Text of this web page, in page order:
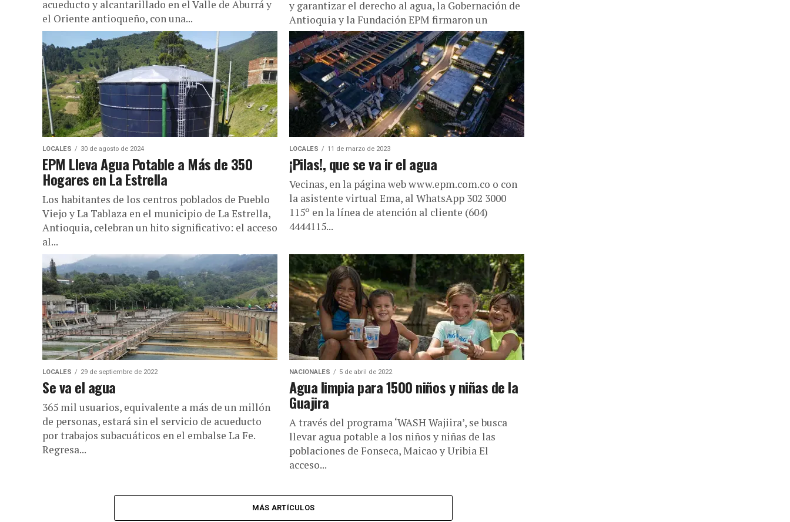
acueducto y alcantarillado en el Valle de Aburrá y
el Oriente antioqueño, con una...
y garantizar el derecho al agua, la Gobernación de
Antioquia y la Fundación EPM firmaron un
convenio...
LOCALES 30 de agosto de 2024
EPM Lleva Agua Potable a Más de 350
Hogares en La Estrella
Los habitantes de los centros poblados de Pueblo
Viejo y La Tablaza en el municipio de La Estrella,
Antioquia, celebran un hito significativo: el acceso
al...
LOCALES 11 de marzo de 2023
¡Pilas!, que se va ir el agua
Vecinas, en la página web www.epm.com.co o con
la asistente virtual Ema, al WhatsApp 302 3000
115º en la línea de atención al cliente (604)
4444115...
LOCALES 29 de septiembre de 2022
Se va el agua
365 mil usuarios, equivalente a más de un millón
de personas, estará sin el servicio de acueducto
por trabajos subacuáticos en el embalse La Fe.
Regresa...
NACIONALES 5 de abril de 2022
Agua limpia para 1500 niños y niñas de la
Guajira
A través del programa ‘WASH Wajiira’, se busca
llevar agua potable a los niños y niñas de las
poblaciones de Fonseca, Maicao y Uribia El
acceso...
MÁS ARTÍCULOS